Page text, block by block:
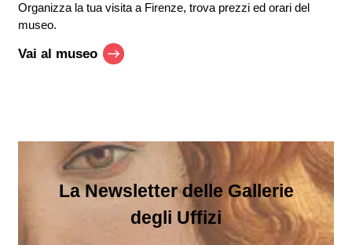
Organizza la tua visita a Firenze, trova prezzi ed orari del
museo.
Vai al museo
La Newsletter delle Gallerie
degli Uffizi